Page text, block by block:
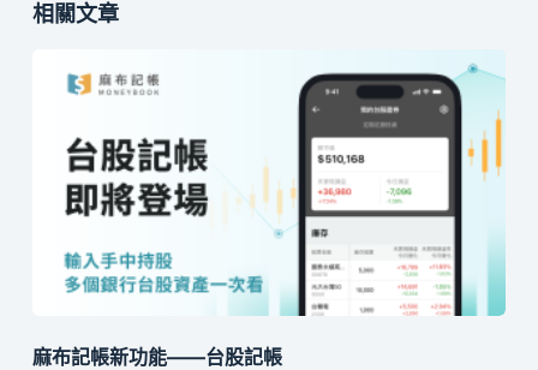
相關文章
麻布記帳新功能——台股記帳